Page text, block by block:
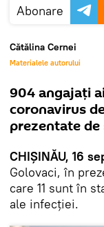
Abonare
Cătălina Cernei
Materialele autorului
904 angajați
coronavirus
prezentate de
CHIȘINĂU, 16
Golovaci, în
care 11 sunt în
ale infecției.